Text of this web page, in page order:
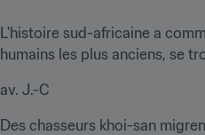
L'histoire sud-africaine a
humains les plus anciens, se
av. J.-C
Des chasseurs khoi-san